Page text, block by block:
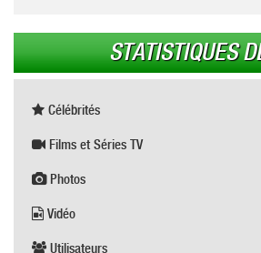
STATISTIQUES
Célébrités
Films et Séries TV
Photos
Vidéo
Utilisateurs